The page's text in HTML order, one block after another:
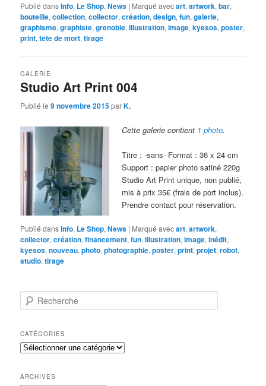
Publié dansInfo, Le Shop,News | Marqué avecart,artwork,bar,
bouteille,collection,collector,création,design,fun,galerie,
graphisme,graphiste,grenoble,illustration,image,kyesos,poster,
print,tête de mort,tirage
Studio Art Print 004
GALERIE
Publié le9 novembre 2015parK.
Cette galerie contient 1 photo.
Titre : -sans- Format : 36 x 24 cm
Support : papier photo satiné 220g
Studio Art Print unique, non publié,
mis à prix 35€ (frais de port inclus).
Prendre contact pour réservation.
Publié dansInfo, Le Shop,News | Marqué avecart,artwork,
collector,création,financement,fun,illustration,image,inédit,
kyesos,nouveau,photo,photographie,poster,print,projet,robot,
studio,tirage
e
h
e
r
h
CATÉGORIES
Catégories
ARCHIVES